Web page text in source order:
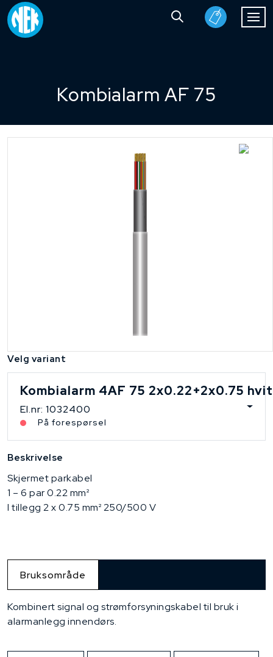
Kombialarm AF 75
Velg variant
Kombialarm 4AF 75 2x0.22+2x0.75
El.nr: 1032400
På forespørsel
Beskrivelse
Skjermet parkabel
1 – 6 par 0.22 mm²
I tillegg 2 x 0.75 mm² 250/500 V
Bruksområde
Kombinert signal og strømforsyningskabel til bruk i
alarmanlegg innendørs.